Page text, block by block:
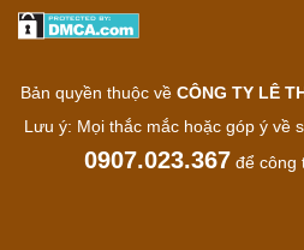
Bản quyền thuộc về CÔNG TY LÊ
Lưu ý: Mọi thắc mắc hoặc góp ý về
0907.023.367 để công